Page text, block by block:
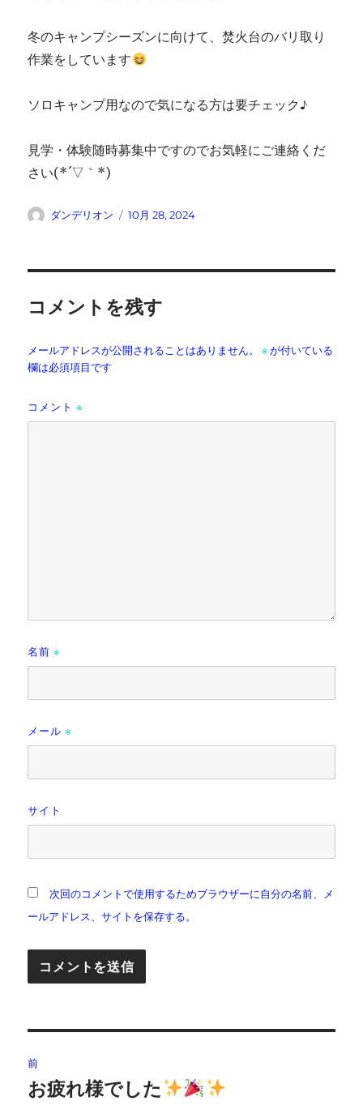
冬のキャンプシーズンに向けて、焚火台のバリ取り
作業をしています
ソロキャンプ用なので気になる方は要チェック♪
見学・体験随時募集中ですのでお気軽にご連絡くだ
さい(*´▽｀*)
投
ダンデリオン
投
10月 28, 2024
コメントを残す
メールアドレスが公開されることはありません。 ※が付いている
欄は必須項目です
コメント※
名前※
メール※
サイト
次回のコメントで使用するためブラウザーに自分の名前、メ
ールアドレス、サイトを保存する。
稿
前
前
お疲れ様でした